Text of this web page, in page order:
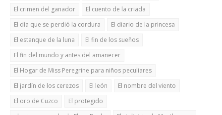
El crimen del ganador
El cuento de la criada
El día que se perdió la cordura
El diario de la princesa
El estanque de la luna
El fin de los sueños
El fin del mundo y antes del amanecer
El Hogar de Miss Peregrine para niños peculiares
El jardín de los cerezos
El león
El nombre del viento
El oro de Cuzco
El protegido